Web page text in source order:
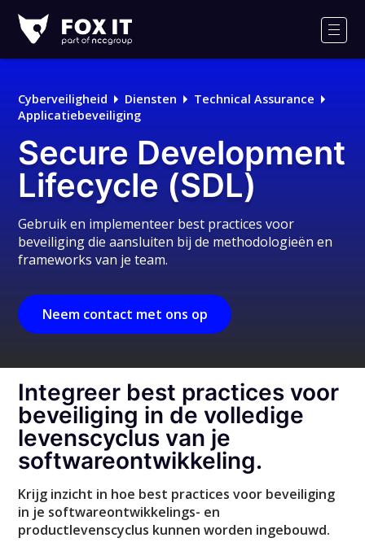
IT
Logo
Cyberveiligheid Diensten
Technical Assurance
Applicatiebeveiliging
Secure Development
Lifecycle (SDL)
Gebruik en implementeer best practices voor
beveiliging die aansluiten bij de methodologieën en
frameworks van je team.
Neem contact met ons op
Integreer best practices voor
beveiliging in de volledige
levenscyclus van je
softwareontwikkeling.
Krijg inzicht in hoe best practices voor beveiliging
in je softwareontwikkelings- en
productlevenscyclus kunnen worden ingebouwd.